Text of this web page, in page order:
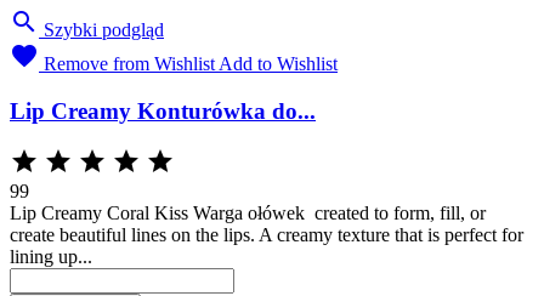
 Szybki podgląd
 Remove from Wishlist Add to Wishlist
Lip Creamy Konturówka do...
    
99
Lip Creamy Coral Kiss Warga ołówek created to form, fill, or
create beautiful lines on the lips. A creamy texture that is perfect for
lining up...